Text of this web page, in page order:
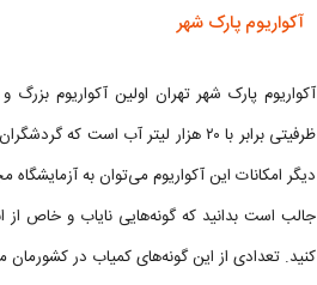
آکواریوم پارک شهر
ظرفیتی برابر با ۲۰ هزار لیتر آب
دیگر امکانات این آکواریوم می‌توان به
جالب است بدانید که گونه‌هایی نایاب و خاص از
کنید. تعدادی از این گونه‌های کمیاب در